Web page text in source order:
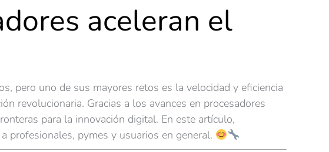
aceleran el
pero uno de sus mayores retos es la velocidad y eficiencia
revolucionaria. Gracias a los avances en procesadores
para la innovación digital. En este artículo,
profesionales, pymes y usuarios en general.